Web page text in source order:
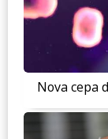
Nova cepa